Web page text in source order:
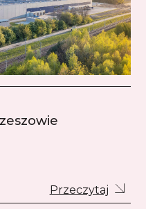
Przeczytaj